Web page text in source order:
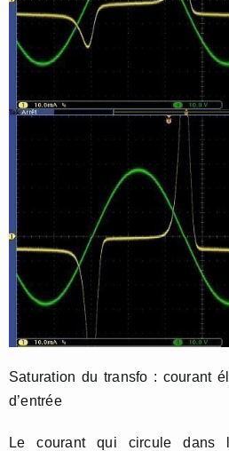
Saturation du transfo : courant
d’entrée
Le courant qui circule dans